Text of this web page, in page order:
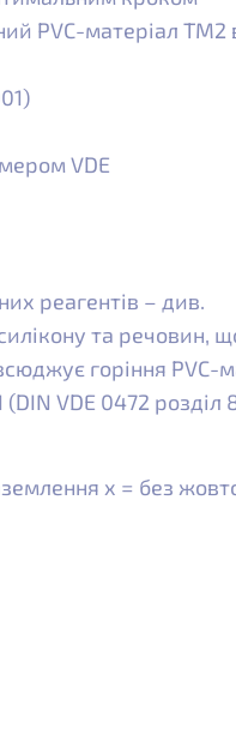
PVC-матеріал
VDE
реагентів – див.
та речовин,
горіння PVC-
VDE 0472
x = без